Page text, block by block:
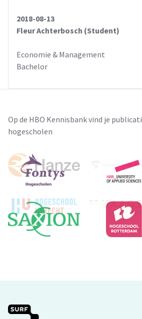
2018-08-13
Fleur Achterbosch (Student)
Economie & Management
Bachelor
Op de HBO Kennisbank vind je
hogescholen